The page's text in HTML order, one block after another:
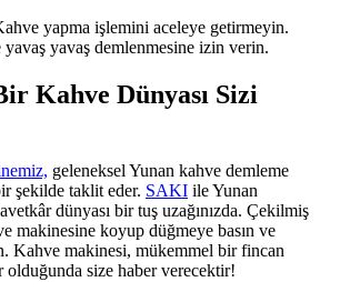
yapma işlemini aceleye getirmeyin.
yavaş yavaş demlenmesine izin verin.
Kahve Dünyası Sizi
geleneksel Yunan kahve demleme
şekilde taklit eder. SAKI ile Yunan
dünyası bir tuş uzağınızda. Çekilmiş
makinesine koyup düğmeye basın ve
Kahve makinesi, mükemmel bir fincan
olduğunda size haber verecektir!